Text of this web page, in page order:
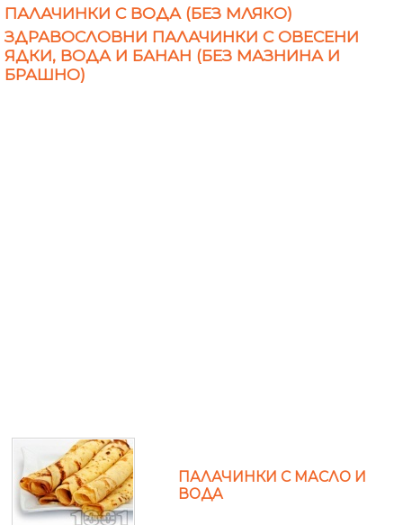
ПАЛАЧИНКИ С ВОДА (БЕЗ МЛЯКО)
ЗДРАВОСЛОВНИ ПАЛАЧИНКИ С ОВЕСЕНИ
ЯДКИ, ВОДА И БАНАН (БЕЗ МАЗНИНА И
БРАШНО)
ПАЛАЧИНКИ С МАСЛО И
ВОДА